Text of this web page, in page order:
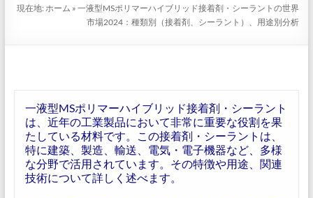
現在地:ホーム »一液型MSポリマーハイブリッド接着剤・シーラントの世界
市場2024：種類別（接着剤、シーラント）、用途別分析
一液型MSポリマーハイブリッド接着剤・シーラント
は、近年の工業製品において非常に重要な役割を果
たしている材料です。この接着剤・シーラントは、
特に建築、製造、輸送、電気・電子機器など、多様
な分野で活用されています。その特徴や用途、関連
技術について詳しく述べます。